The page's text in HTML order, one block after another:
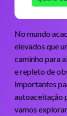
No mundo
elevados que
caminho para
e repleto de
importantes
autoaceitação
vamos